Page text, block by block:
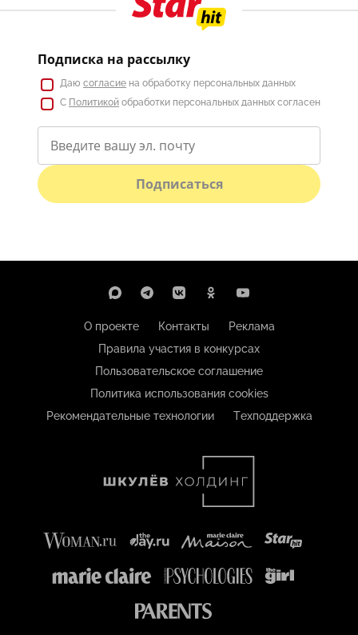
Подписка на рассылку
Даю согласие на обработку персональных данных
С Политикой обработки персональных данных согласен
Подписаться
О проекте Контакты
Реклама
Правила участия в конкурсах
Пользовательское соглашение
Политика использования cookies
Рекомендательные технологии
Техподдержка